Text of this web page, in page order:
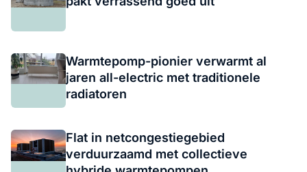
Warmtepomp-pionier verwarmt al
jaren all-electric met traditionele
radiatoren
Flat in netcongestiegebied
verduurzaamd met collectieve